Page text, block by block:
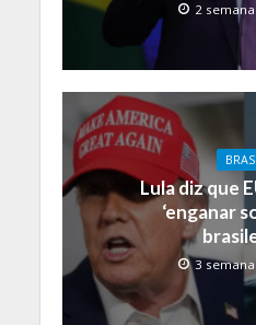
2
Lula diz que
‘enganar
3